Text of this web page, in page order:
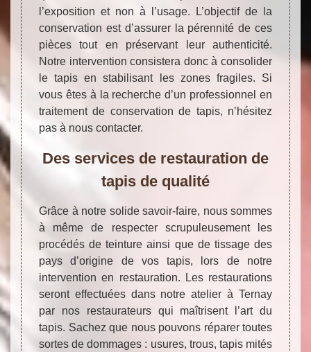
l’exposition et non à l’usage. L’objectif de la
conservation est d’assurer la pérennité de ces
pièces tout en préservant leur authenticité.
Notre intervention consistera donc à consolider
le tapis en stabilisant les zones fragiles. Si
vous êtes à la recherche d’un professionnel en
traitement de conservation de tapis, n’hésitez
pas à nous contacter.
Des services de restauration de
tapis de qualité
Grâce à notre solide savoir-faire, nous sommes
à même de respecter scrupuleusement les
procédés de teinture ainsi que de tissage des
pays d’origine de vos tapis, lors de notre
intervention en restauration. Les restaurations
seront effectuées dans notre atelier à Ternay
par nos restaurateurs qui maîtrisent l’art du
tapis. Sachez que nous pouvons réparer toutes
sortes de dommages : usures, trous, tapis mités